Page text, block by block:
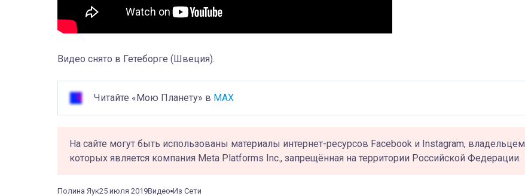
Видео снято в Гетеборге (Швеция).
Читайте «Мою Планету» в MAX
На сайте могут быть использованы материалы интернет-ресурсов Facebook и Instagram, владельцем
которых является компания Meta Platforms Inc., запрещённая на территории Российской Федерации.
Полина Яук25 июля 2019Видео Из Сети